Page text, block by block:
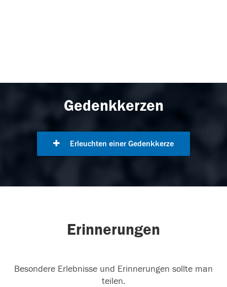
Gedenkkerzen
Erleuchten einer Gedenkkerze
Erinnerungen
Besondere Erlebnisse und Erinnerungen sollte man
teilen.